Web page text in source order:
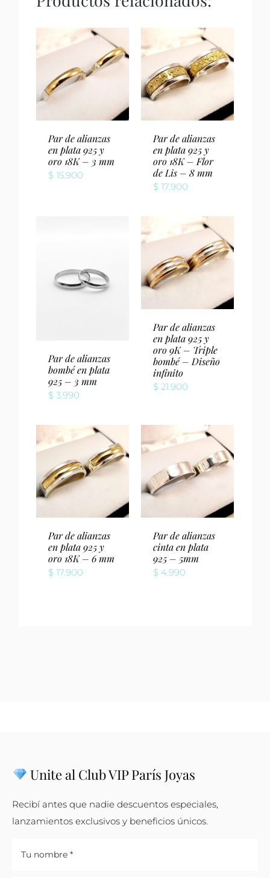
Par de alianzas
en plata 925 y
oro 18K – 3 mm
$ 15.900
Par de alianzas
en plata 925 y
oro 18K – Flor
de Lis – 8 mm
$ 17.900
Par de alianzas
bombé en plata
925 – 3 mm
$ 3.990
Par de alianzas
en plata 925 y
oro 9K – Triple
bombé – Diseño
infinito
$ 21.900
Par de alianzas
en plata 925 y
oro 18K – 6 mm
$ 17.900
Par de alianzas
cinta en plata
925 – 5mm
$ 4.990
Unite al Club VIP París Joyas
Recibí antes que nadie descuentos especiales,
lanzamientos exclusivos y beneficios únicos.